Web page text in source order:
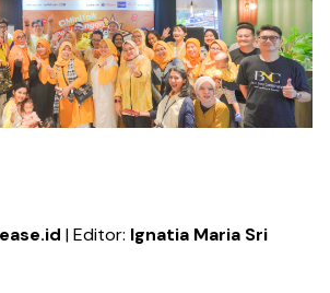
| Editor: Ignatia Maria Sri